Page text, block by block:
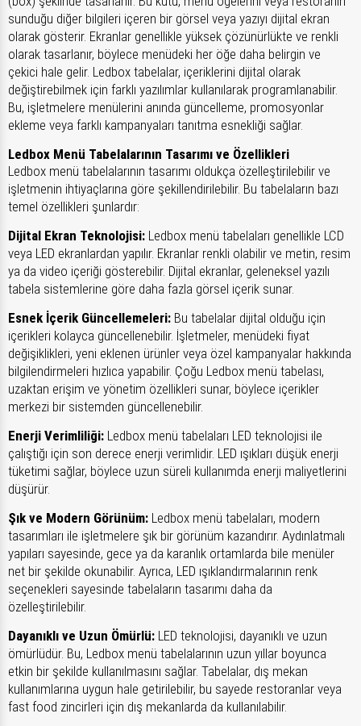
sunduğu diğer bilgileri içeren bir görsel veya yazıyı dijital ekran
olarak gösterir. Ekranlar genellikle yüksek çözünürlükte ve renkli
olarak tasarlanır, böylece menüdeki her öğe daha belirgin ve
çekici hale gelir. Ledbox tabelalar, içeriklerini dijital olarak
değiştirebilmek için farklı yazılımlar kullanılarak programlanabilir.
Bu, işletmelere menülerini anında güncelleme, promosyonlar
ekleme veya farklı kampanyaları tanıtma esnekliği sağlar.
Ledbox Menü Tabelalarının Tasarımı ve Özellikleri
Ledbox menü tabelalarının tasarımı oldukça özelleştirilebilir ve
işletmenin ihtiyaçlarına göre şekillendirilebilir. Bu tabelaların bazı
temel özellikleri şunlardır:
Dijital Ekran Teknolojisi: Ledbox menü tabelaları genellikle LCD
veya LED ekranlardan yapılır. Ekranlar renkli olabilir ve metin, resim
ya da video içeriği gösterebilir. Dijital ekranlar, geleneksel yazılı
tabela sistemlerine göre daha fazla görsel içerik sunar.
Esnek İçerik Güncellemeleri: Bu tabelalar dijital olduğu için
içerikleri kolayca güncellenebilir. İşletmeler, menüdeki fiyat
değişiklikleri, yeni eklenen ürünler veya özel kampanyalar hakkında
bilgilendirmeleri hızlıca yapabilir. Çoğu Ledbox menü tabelası,
uzaktan erişim ve yönetim özellikleri sunar, böylece içerikler
merkezi bir sistemden güncellenebilir.
Enerji Verimliliği: Ledbox menü tabelaları LED teknolojisi ile
çalıştığı için son derece enerji verimlidir. LED ışıkları düşük enerji
tüketimi sağlar, böylece uzun süreli kullanımda enerji maliyetlerini
düşürür.
Şık ve Modern Görünüm: Ledbox menü tabelaları, modern
tasarımları ile işletmelere şık bir görünüm kazandırır. Aydınlatmalı
yapıları sayesinde, gece ya da karanlık ortamlarda bile menüler
net bir şekilde okunabilir. Ayrıca, LED ışıklandırmalarının renk
seçenekleri sayesinde tabelaların tasarımı daha da
özelleştirilebilir.
Dayanıklı ve Uzun Ömürlü: LED teknolojisi, dayanıklı ve uzun
ömürlüdür. Bu, Ledbox menü tabelalarının uzun yıllar boyunca
etkin bir şekilde kullanılmasını sağlar. Tabelalar, dış mekan
kullanımlarına uygun hale getirilebilir, bu sayede restoranlar veya
fast food zincirleri için dış mekanlarda da kullanılabilir.